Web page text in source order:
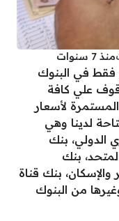
منذ 7 سنوات
فقط في البنوك
علي كافة
لأسعار
لدينا وهي
الدولي، بنك
بنك
والإسكان، بنك قناة
من البنوك